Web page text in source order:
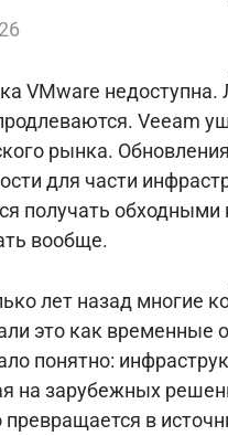
VMware недоступна.
Veeam
рынка.
для части
получать обходными
вообще.
лет назад многие
это как временные
понятно:
на зарубежных
превращается в